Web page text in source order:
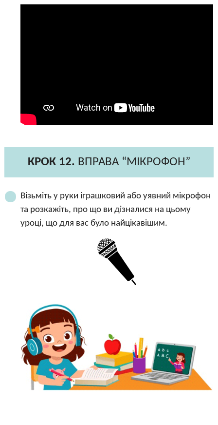
КРОК 12. ВПРАВА “МІКРОФОН”
Візьміть у руки іграшковий або уявний мікрофон
та розкажіть, про що ви дізналися на цьому
уроці, що для вас було найцікавішим.